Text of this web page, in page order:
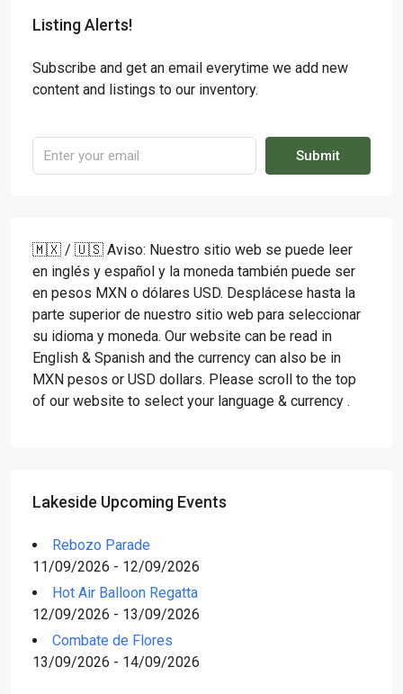
Listing Alerts!
Subscribe and get an email everytime we add new
content and listings to our inventory.
Submit
🇲🇽 / 🇺🇸 Aviso: Nuestro sitio web se puede leer
en inglés y español y la moneda también puede ser
en pesos MXN o dólares USD. Desplácese hasta la
parte superior de nuestro sitio web para seleccionar
su idioma y moneda. Our website can be read in
English & Spanish and the currency can also be in
MXN pesos or USD dollars. Please scroll to the top
of our website to select your language & currency .
Lakeside Upcoming Events
Rebozo Parade
11/09/2026 - 12/09/2026
Hot Air Balloon Regatta
12/09/2026 - 13/09/2026
Combate de Flores
13/09/2026 - 14/09/2026